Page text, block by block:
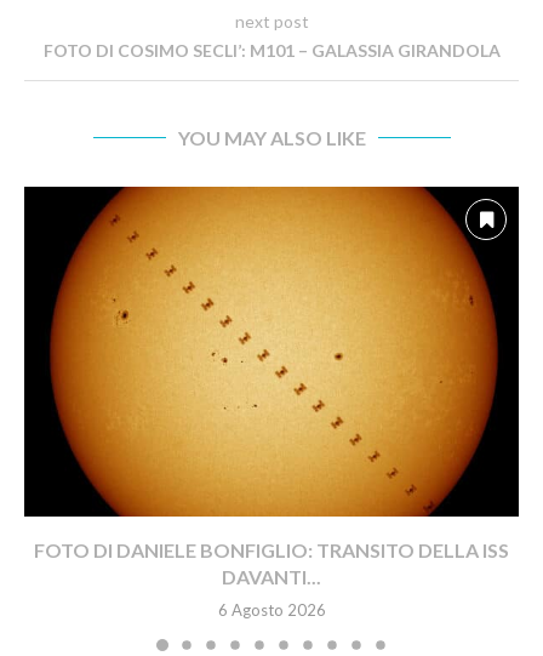
next post
FOTO DI COSIMO SECLI’: M101 – GALASSIA GIRANDOLA
YOU MAY ALSO LIKE
FOTO DI DANIELE BONFIGLIO: TRANSITO DELLA ISS
DAVANTI...
6 Agosto 2026